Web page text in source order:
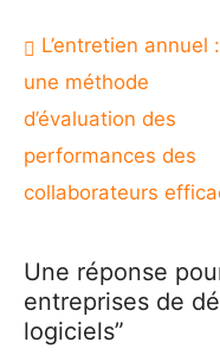
Navigation
de
l’article
L’entretien annuel :
une méthode
d’évaluation des
performances des
collaborateurs
Une réponse
entreprises de
logiciels”